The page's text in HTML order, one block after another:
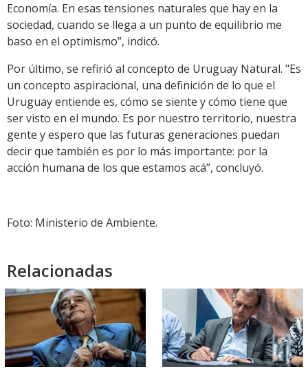
Economía. En esas tensiones naturales que hay en la
sociedad, cuando se llega a un punto de equilibrio me
baso en el optimismo”, indicó.
Por último, se refirió al concepto de Uruguay Natural. "Es
un concepto aspiracional, una definición de lo que el
Uruguay entiende es, cómo se siente y cómo tiene que
ser visto en el mundo. Es por nuestro territorio, nuestra
gente y espero que las futuras generaciones puedan
decir que también es por lo más importante: por la
acción humana de los que estamos acá”, concluyó.
Foto: Ministerio de Ambiente.
Relacionadas